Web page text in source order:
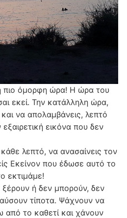
πιο όμορφη ώρα! Η ώρα του
εκεί. Την κατάλληλη ώρα,
να απολαμβάνεις, λεπτό
εικόνα που δεν
λεπτό, να ανασαίνεις τον
Εκείνον που έδωσε αυτό το
εκτιμάμε!
ξέρουν ή δεν μπορούν, δεν
τίποτα. Ψάχνουν να
από το καθετί και χάνουν